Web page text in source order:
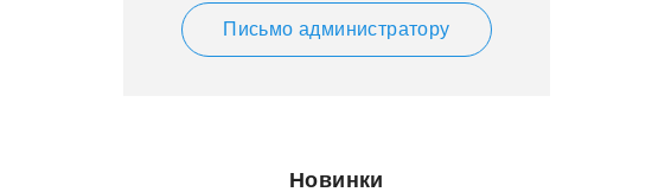
Письмо администратору
Новинки